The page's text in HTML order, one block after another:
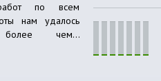
работ по всем
нам удалось
более чем...